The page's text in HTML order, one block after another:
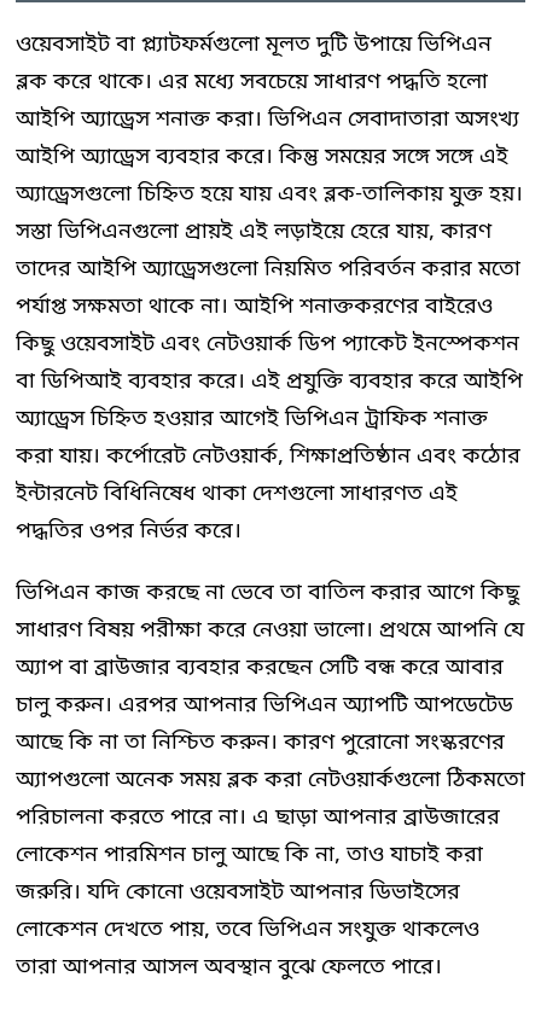
ওয়েবসাইট বা প্ল্যাটফর্মগুলো মূলত দুটি উপায়ে ভিপিএন
ব্লক করে থাকে। এর মধ্যে সবচেয়ে সাধারণ পদ্ধতি হলো
আইপি অ্যাড্রেস শনাক্ত করা। ভিপিএন সেবাদাতারা অসংখ্য
আইপি অ্যাড্রেস ব্যবহার করে। কিন্তু সময়ের সঙ্গে সঙ্গে এই
অ্যাড্রেসগুলো চিহ্নিত হয়ে যায় এবং ব্লক-তালিকায় যুক্ত হয়।
সস্তা ভিপিএনগুলো প্রায়ই এই লড়াইয়ে হেরে যায়, কারণ
তাদের আইপি অ্যাড্রেসগুলো নিয়মিত পরিবর্তন করার মতো
পর্যাপ্ত সক্ষমতা থাকে না। আইপি শনাক্তকরণের বাইরেও
কিছু ওয়েবসাইট এবং নেটওয়ার্ক ডিপ প্যাকেট ইনস্পেকশন
বা ডিপিআই ব্যবহার করে। এই প্রযুক্তি ব্যবহার করে আইপি
অ্যাড্রেস চিহ্নিত হওয়ার আগেই ভিপিএন ট্রাফিক শনাক্ত
করা যায়। কর্পোরেট নেটওয়ার্ক, শিক্ষাপ্রতিষ্ঠান এবং কঠোর
ইন্টারনেট বিধিনিষেধ থাকা দেশগুলো সাধারণত এই
পদ্ধতির ওপর নির্ভর করে।
ভিপিএন কাজ করছে না ভেবে তা বাতিল করার আগে কিছু
সাধারণ বিষয় পরীক্ষা করে নেওয়া ভালো। প্রথমে আপনি যে
অ্যাপ বা ব্রাউজার ব্যবহার করছেন সেটি বন্ধ করে আবার
চালু করুন। এরপর আপনার ভিপিএন অ্যাপটি আপডেটেড
আছে কি না তা নিশ্চিত করুন। কারণ পুরোনো সংস্করণের
অ্যাপগুলো অনেক সময় ব্লক করা নেটওয়ার্কগুলো ঠিকমতো
পরিচালনা করতে পারে না। এ ছাড়া আপনার ব্রাউজারের
লোকেশন পারমিশন চালু আছে কি না, তাও যাচাই করা
জরুরি। যদি কোনো ওয়েবসাইট আপনার ডিভাইসের
লোকেশন দেখতে পায়, তবে ভিপিএন সংযুক্ত থাকলেও
তারা আপনার আসল অবস্থান বুঝে ফেলতে পারে।